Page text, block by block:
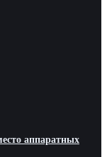
аппаратных